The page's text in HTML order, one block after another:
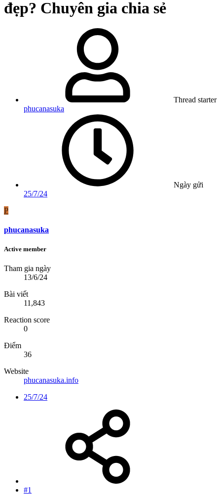
đẹp? Chuyên gia chia sẻ
Thread starter
phucanasuka
Ngày gửi
25/7/24
P
phucanasuka
Active member
Tham gia ngày
13/6/24
Bài viết
11,843
Reaction score
0
Điểm
36
Website
phucanasuka.info
25/7/24
#1